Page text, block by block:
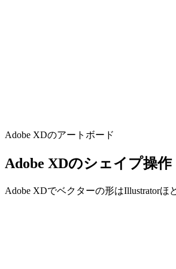
Adobe XDのアートボード
Adobe XDのシェイプ操作
Adobe XDでベクターの形はIllustrator